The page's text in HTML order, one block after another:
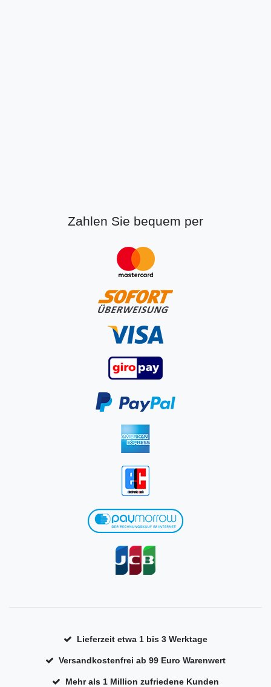
Zahlen Sie bequem per
Lieferzeit etwa 1 bis 3 Werktage
Versandkostenfrei ab 99 Euro Warenwert
Mehr als 1 Million zufriedene Kunden